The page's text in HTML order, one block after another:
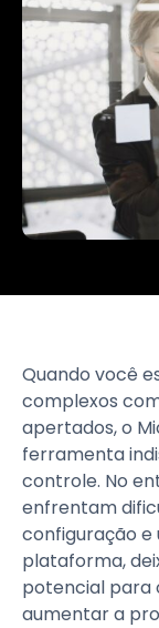
Quando você
complexos
apertados, o
ferramenta
controle. No
enfrentam
configuração
plataforma,
potencial para
aumentar a